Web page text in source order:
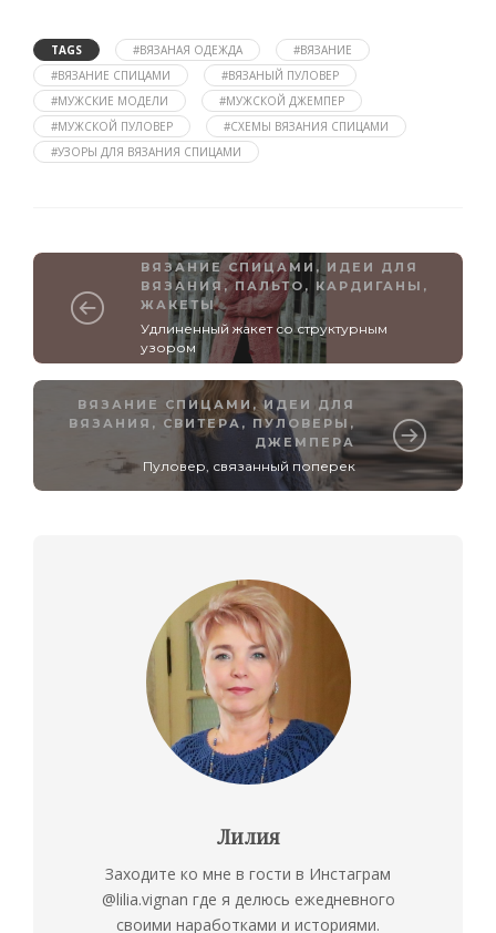
TAGS #ВЯЗАНАЯ ОДЕЖДА
#ВЯЗАНИЕ
#ВЯЗАНИЕ СПИЦАМИ
#ВЯЗАНЫЙ ПУЛОВЕР
#МУЖСКИЕ МОДЕЛИ
#МУЖСКОЙ ДЖЕМПЕР
#МУЖСКОЙ ПУЛОВЕР
#СХЕМЫ ВЯЗАНИЯ СПИЦАМИ
#УЗОРЫ ДЛЯ ВЯЗАНИЯ СПИЦАМИ
ВЯЗАНИЕ СПИЦАМИ , ИДЕИ ДЛЯ
ВЯЗАНИЯ , ПАЛЬТО, КАРДИГАНЫ,
ЖАКЕТЫ
Удлиненный жакет со структурным
узором
ВЯЗАНИЕ СПИЦАМИ ,ИДЕИ ДЛЯ
ВЯЗАНИЯ , СВИТЕРА, ПУЛОВЕРЫ,
ДЖЕМПЕРА
Пуловер, связанный поперек
Лилия
Заходите ко мне в гости в Инстаграм
@lilia.vignan где я делюсь ежедневного
своими наработками и историями.